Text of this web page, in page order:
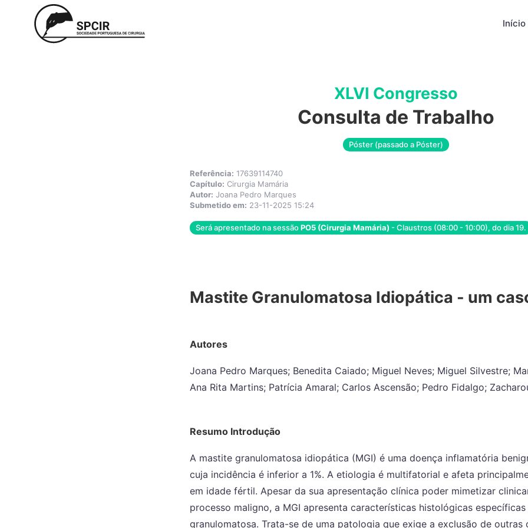
Início
XLVI Congresso
Consulta de Trabalho
Póster (passado a Póster)
Referência: 17639114740
Capítulo: Cirurgia Mamária
Autor: Joana Pedro Marques
Submetido em: 23-11-2025 15:24
Será apresentado na sessãoPO5 (Cirurgia Mamária) - Claustros (08:00 - 10:00), do dia 19.
Mastite Granulomatosa Idiopática - um
Autores
Joana Pedro Marques; Benedita Caiado; Miguel Neves; Miguel Silvestre;
Ana Rita Martins; Patrícia Amaral; Carlos Ascensão; Pedro Fidalgo;
Resumo Introdução
A mastite granulomatosa idiopática (MGI) é uma doença inflamatória
cuja incidência é inferior a 1%. A etiologia é multifatorial e afeta
em idade fértil. Apesar da sua apresentação clínica poder mimetizar
processo maligno, a MGI apresenta características histológicas
granulomatosa. Trata-se de uma patologia que exige a exclusão de outras